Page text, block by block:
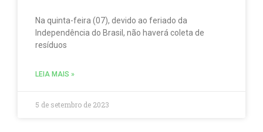
Na quinta-feira (07), devido ao feriado da
Independência do Brasil, não haverá coleta de
resíduos
LEIA MAIS »
5 de setembro de 2023